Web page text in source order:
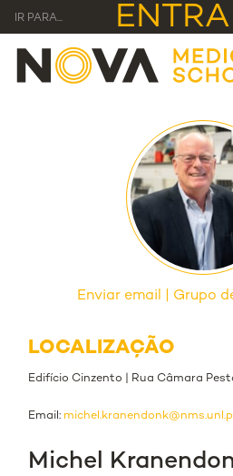
IR PARA...
Enviar email Grupo
LOCALIZAÇÃO
Edifício Cinzento | Rua Câmara
Email:
Michel